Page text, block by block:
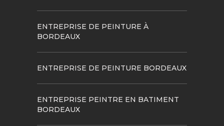
ENTREPRISE DE PEINTURE À
BORDEAUX
ENTREPRISE DE PEINTURE BORDEAUX
ENTREPRISE PEINTRE EN BATIMENT
BORDEAUX